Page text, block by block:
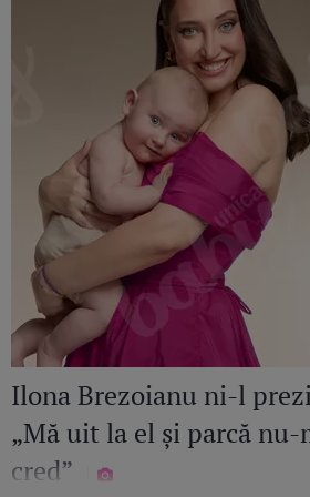
Ilona Brezoianu ni-l
„Mă uit la el și parcă nu-
cred”